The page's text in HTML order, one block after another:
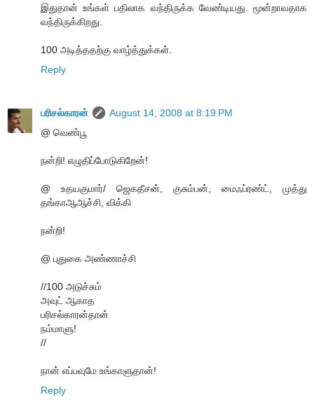
இதுதான் உங்கள் பதிலாக வந்திருக்க வேண்டியது. மூன்றாவதாக
வந்திருக்கிறது.
100 அடித்ததற்கு வாழ்த்துக்கள்.
Reply
பரிசல்காரன்
August 14, 2008 at 8:19 PM
@ வெண்பூ
நன்றி! எழுதிப்போடுகிறேன்!
@ உதயகுமார்/ ஜெகதீசன், குசும்பன், மைஃப்ரண்ட், முத்து
தங்காஆஆச்சி, விக்கி
நன்றி!
@ புதுகை அண்ணாச்சி
//100 அடுச்சும்
அவுட் ஆகாத
பரிசல்காரன்தான்
நம்மாளு!
//
நான் எப்பவுமே உங்காளுதான்!
Reply